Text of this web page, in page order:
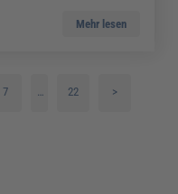
Mehr lesen
7 … 22 >